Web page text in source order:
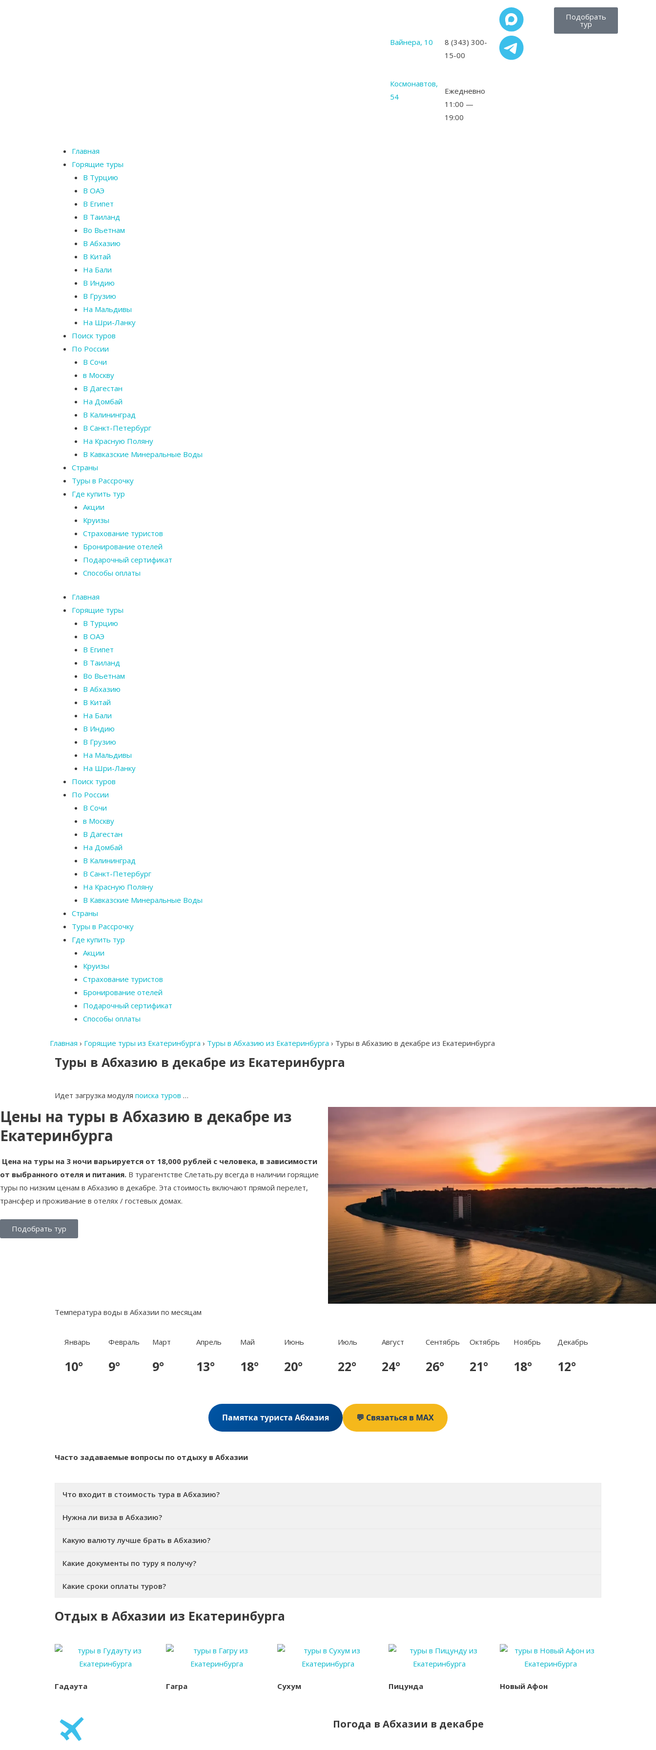
Вайнера, 10
Космонавтов,
54
8 (343) 300-
15-00
Ежедневно
11:00 —
19:00
Подобрать
тур
Главная
Горящие туры
В Турцию
В ОАЭ
В Египет
В Таиланд
Во Вьетнам
В Абхазию
В Китай
На Бали
В Индию
В Грузию
На Мальдивы
На Шри-Ланку
Поиск туров
По России
В Сочи
в Москву
В Дагестан
На Домбай
В Калининград
В Санкт-Петербург
На Красную Поляну
В Кавказские Минеральные Воды
Страны
Туры в Рассрочку
Где купить тур
Акции
Круизы
Страхование туристов
Бронирование отелей
Подарочный сертификат
Способы оплаты
Главная
Горящие туры
В Турцию
В ОАЭ
В Египет
В Таиланд
Во Вьетнам
В Абхазию
В Китай
На Бали
В Индию
В Грузию
На Мальдивы
На Шри-Ланку
Поиск туров
По России
В Сочи
в Москву
В Дагестан
На Домбай
В Калининград
В Санкт-Петербург
На Красную Поляну
В Кавказские Минеральные Воды
Страны
Туры в Рассрочку
Где купить тур
Акции
Круизы
Страхование туристов
Бронирование отелей
Подарочный сертификат
Способы оплаты
Главная › Горящие туры из Екатеринбурга › Туры в Абхазию из Екатеринбурга › Туры в Абхазию в декабре из Екатеринбурга
Туры в Абхазию в декабре из Екатеринбурга
Идет загрузка модуля поиска туров …
Цены на туры в Абхазию в декабре из
Екатеринбурга
Цена на туры на 3 ночи варьируется от 18,000 рублей с человека, в зависимости
от выбранного отеля и питания. В турагентстве Слетать.ру всегда в наличии горящие
туры по низким ценам в Абхазию в декабре. Эта стоимость включают прямой перелет,
трансфер и проживание в отелях / гостевых домах.
Подобрать тур
Температура воды в Абхазии по месяцам
Январь
10°
Февраль
9°
Март
9°
Апрель
13°
Май
18°
Июнь
20°
Июль
22°
Август
24°
Сентябрь
26°
Октябрь
21°
Ноябрь
18°
Декабрь
12°
Памятка туриста Абхазия 💬 Связаться в MAX
Часто задаваемые вопросы по отдыху в Абхазии
Что входит в стоимость тура в Абхазию?
Нужна ли виза в Абхазию?
Какую валюту лучше брать в Абхазию?
Какие документы по туру я получу?
Какие сроки оплаты туров?
Отдых в Абхазии из Екатеринбурга
Гадаута Гагра Сухум Пицунда Новый Афон
Погода в Абхазии в декабре